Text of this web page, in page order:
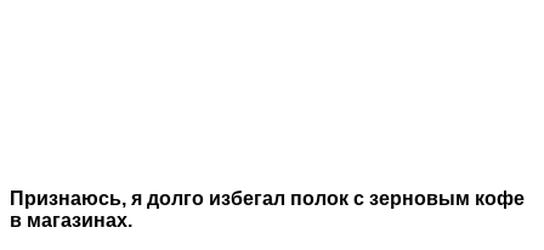
Признаюсь, я долго избегал полок с зерновым кофе
в магазинах.